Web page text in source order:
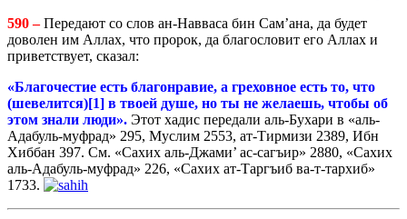
590 –Передают со слов ан-Навваса бин Сам’ана, да будет
доволен им Аллах, что пророк, да благословит его Аллах и
приветствует, сказал:
«Благочестие есть благонравие, а греховное есть то, что
(шевелится)[1] в твоей душе, но ты не желаешь, чтобы об
этом знали люди». Этот хадис передали аль-Бухари в «аль-
Адабуль-муфрад» 295, Муслим 2553, ат-Тирмизи 2389, Ибн
Хиббан 397. См. «Сахих аль-Джами’ ас-сагъир» 2880, «Сахих
аль-Адабуль-муфрад» 226, «Сахих ат-Таргъиб ва-т-тархиб»
1733.